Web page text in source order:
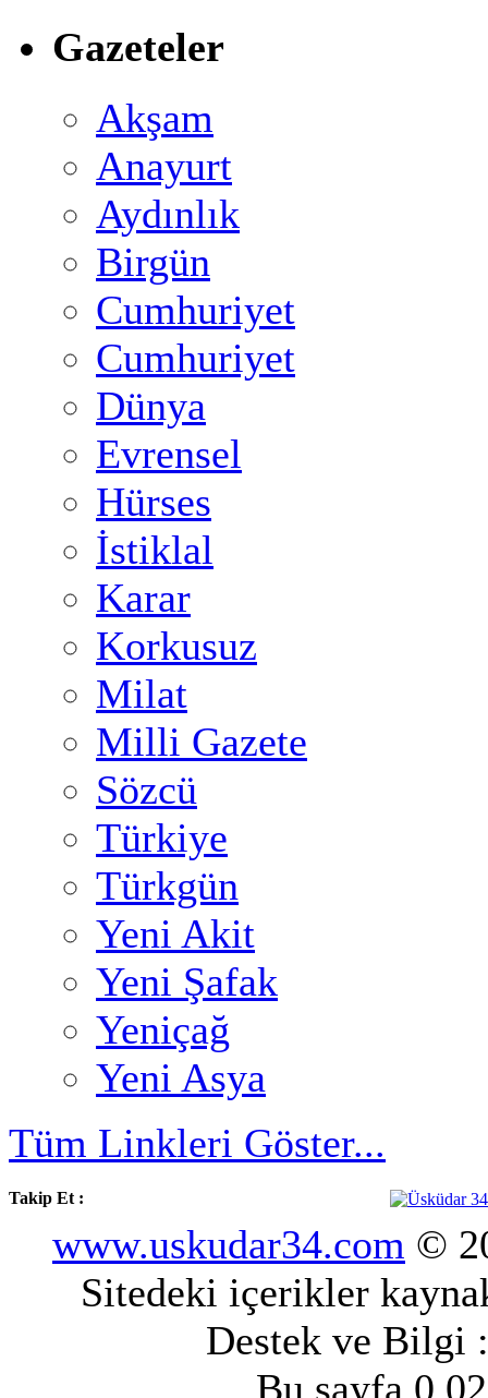
Gazeteler
Akşam
Anayurt
Aydınlık
Birgün
Cumhuriyet
Cumhuriyet
Dünya
Evrensel
Hürses
İstiklal
Karar
Korkusuz
Milat
Milli Gazete
Sözcü
Türkiye
Türkgün
Yeni Akit
Yeni Şafak
Yeniçağ
Yeni Asya
Tüm Linkleri Göster...
Takip Et :
www.uskudar34.com ©
Sitedeki içerikler
Destek ve Bilgi
Bu sayfa